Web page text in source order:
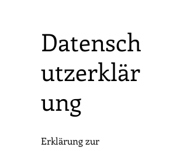
Datensch
utzerklär
ung
Erklärung zur